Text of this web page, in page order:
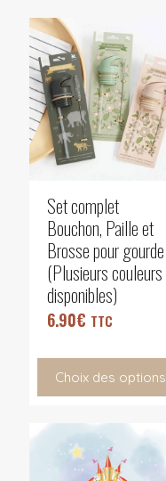
Set complet
Bouchon, Paille et
Brosse pour gourde
(Plusieurs couleurs
disponibles)
6.90€ TTC
Choix des options